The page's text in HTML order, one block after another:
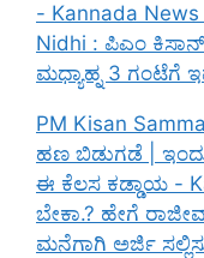
- Kannada News
Nidhi : ಪಿಎಂ
ಮಧ್ಯಾಹ್ನ 3 ಗಂಟೆಗೆ
PM Kisan
ಹಣ ಬಿಡುಗಡೆ |
ಈ ಕೆಲಸ ಕಡ್ಡಾಯ -
ಬೇಕಾ.? ಹೇಗೆ
ಮನೆಗಾಗಿ ಅರ್ಜಿ